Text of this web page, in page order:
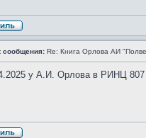
сообщения: Re: Книга Орлова АИ
у А.И. Орлова в РИНЦ 807